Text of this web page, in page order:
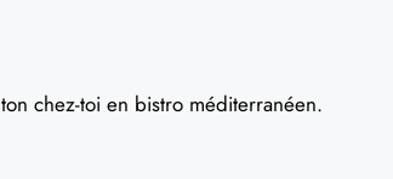
chez-toi en bistro méditerranéen.